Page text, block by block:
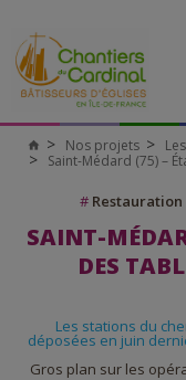
Nos projets
Saint-Médard (75) –
# Restauration
SAINT-
DES
Les stations du
déposées en juin
Gros plan sur les